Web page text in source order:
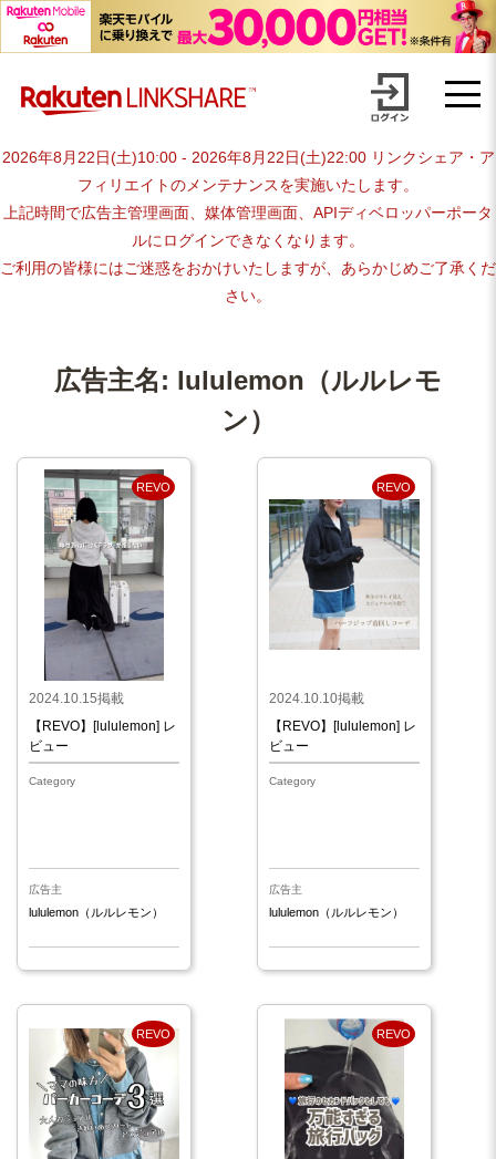
【1円からお支払い可能】アフィリエイトならリンクシェア・ジャパ
2026年8月22日(土)10:00 - 2026年8月22日(土)22:00 リンクシェア・ア
フィリエイトのメンテナンスを実施いたします。
上記時間で広告主管理画面、媒体管理画面、APIディベロッパーポータ
ルにログインできなくなります。
ご利用の皆様にはご迷惑をおかけいたしますが、あらかじめご了承くだ
さい。
広告主名: lululemon（ルルレモ
ン）
REVO
2024.10.15掲載
【REVO】[lululemon] レ
ビュー
Category
広告主
lululemon（ルルレモン）
REVO
2024.10.10掲載
【REVO】[lululemon] レ
ビュー
Category
広告主
lululemon（ルルレモン）
REVO REVO